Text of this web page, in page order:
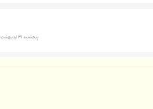
پنجشنبه 31 ارديبهشت 1394 | 12 سال پیش